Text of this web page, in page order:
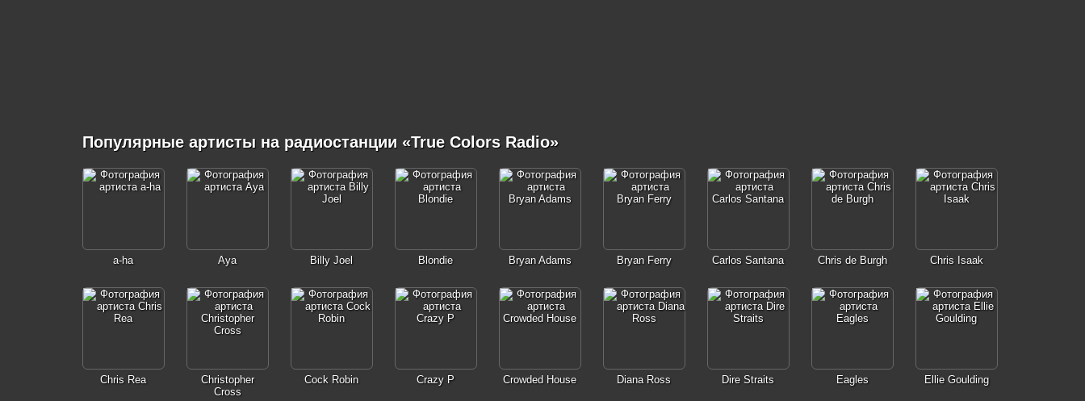
Популярные артисты на радиостанции «True Colors Radio»
a-ha Aya Billy Joel Blondie Bryan Adams Bryan Ferry Carlos Santana Chris de Burgh Chris Isaak
Chris Rea
Christopher
Cross
Cock Robin Crazy P Crowded House Diana Ross Dire Straits Eagles Ellie Goulding